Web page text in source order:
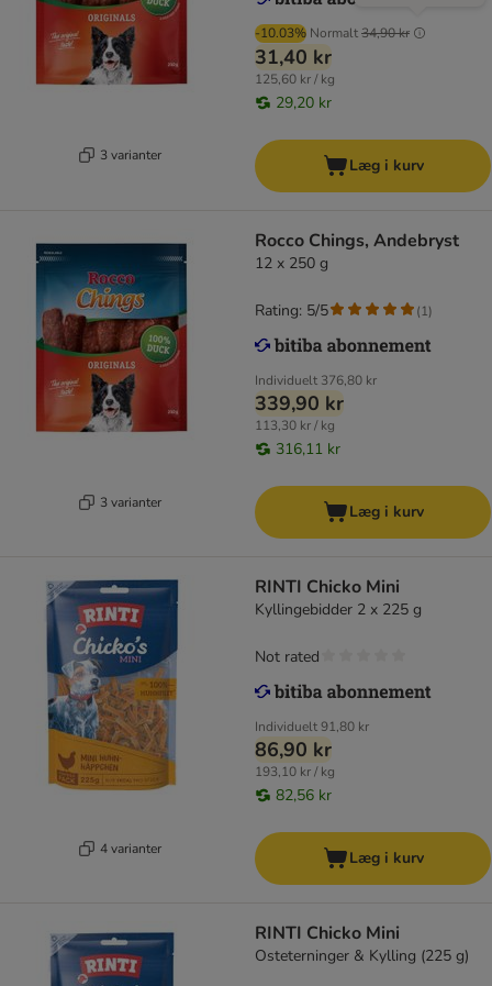
3 varianter
-10.03% Normalt34,90 kr
31,40 kr
125,60 kr / kg
29,20 kr
Læg i kurv
3 varianter
Rocco Chings, Andebryst
12 x 250 g
Individuelt 376,80 kr
339,90 kr
113,30 kr / kg
316,11 kr
Rating: 5/5 (1)
Læg i kurv
4 varianter
RINTI Chicko Mini
Kyllingebidder 2 x 225 g
Individuelt91,80 kr
86,90 kr
193,10 kr / kg
82,56 kr
Not rated
Læg i kurv
RINTI Chicko Mini
Osteterninger & Kylling (225 g)